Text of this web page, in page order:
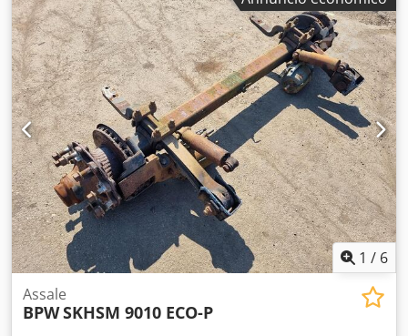
non riusciate a trovare il prodotto desiderato.
1 / 6
Assale
BPWSKHSM 9010 ECO-P